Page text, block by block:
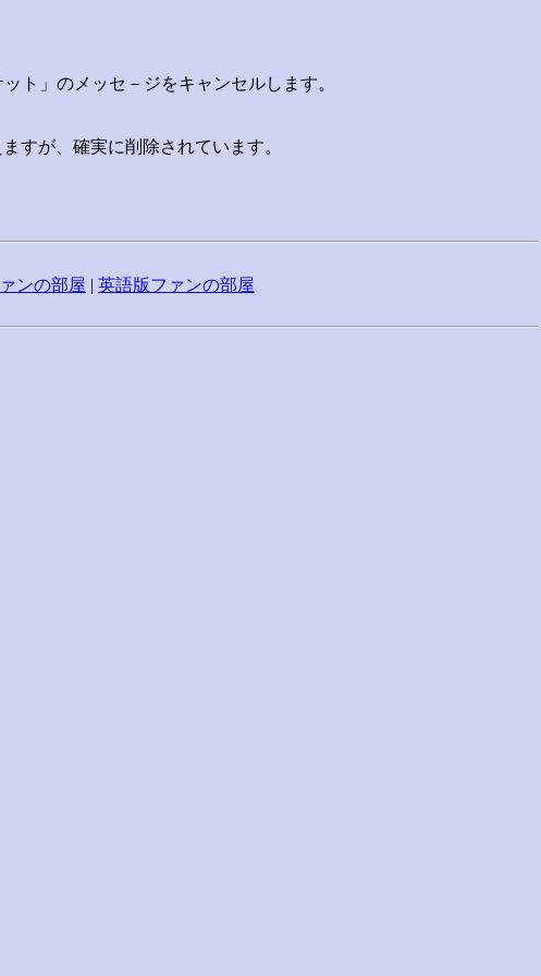
ト」のメッセ－ジをキャンセルします。
すが、確実に削除されています。
ンの部屋 | 英語版ファンの部屋